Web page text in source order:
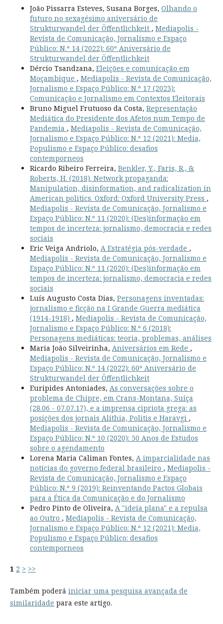
João Pissarra Esteves, Susana Borges, Olhando o
futuro no sexagésimo aniversário de
Strukturwandel der Öffentlichkeit , Mediapolis -
Revista de Comunicação, Jornalismo e Espaço
Público: N.º 14 (2022): 60º Aniversário de
Strukturwandel der Öffentlichkeit
Dércio Tsandzana, Eleições e comunicação em
Moçambique , Mediapolis - Revista de Comunicação,
Jornalismo e Espaço Público: N.º 17 (2023):
Comunicação e Jornalismo em Contextos Eleitorais
Bruno Miguel Frutuoso da Costa, Representação
Mediática do Presidente dos Afetos num Tempo de
Pandemia , Mediapolis - Revista de Comunicação,
Jornalismo e Espaço Público: N.º 12 (2021): Media,
Populismo e Espaço Público: desafios
contemporneos
Ricardo Ribeiro Ferreira, Benkler, Y., Faris, R., &
Roberts, H. (2018). Network propaganda:
Manipulation, disinformation, and radicalization in
American politics. Oxford: Oxford University Press ,
Mediapolis - Revista de Comunicação, Jornalismo e
Espaço Público: N.º 11 (2020): (Des)informação em
tempos de incerteza: jornalismo, democracia e redes
sociais
Eric Veiga Andriolo, A Estratégia pós-verdade ,
Mediapolis - Revista de Comunicação, Jornalismo e
Espaço Público: N.º 11 (2020): (Des)informação em
tempos de incerteza: jornalismo, democracia e redes
sociais
Luís Augusto Costa Dias, Personagens inventadas:
jornalismo e ficção na I Grande Guerra mediática
(1914-1918) , Mediapolis - Revista de Comunicação,
Jornalismo e Espaço Público: N.º 6 (2018):
Personagens mediáticas: teoria, problemas, análises
Maria João Silveirinha, Aniversários em Rede ,
Mediapolis - Revista de Comunicação, Jornalismo e
Espaço Público: N.º 14 (2022): 60º Aniversário de
Strukturwandel der Öffentlichkeit
Euripides Antoniades, As conversações sobre o
problema de Chipre, em Crans-Montana, Suíça
(28.06 - 07.07.17), e a imprensa cipriota grega: as
posições dos jornais Alithia, Politis e Haravgi ,
Mediapolis - Revista de Comunicação, Jornalismo e
Espaço Público: N.º 10 (2020): 50 Anos de Estudos
sobre o agendamento
Lorena Maria Caliman Fontes, A imparcialidade nas
notícias do governo federal brasileiro , Mediapolis -
Revista de Comunicação, Jornalismo e Espaço
Público: N.º 9 (2019): Reinventando Pactos Globais
para a Ética da Comunicação e do Jornalismo
Pedro Pinto de Oliveira, A "ideia plana" e a repulsa
ao Outro , Mediapolis - Revista de Comunicação,
Jornalismo e Espaço Público: N.º 12 (2021): Media,
Populismo e Espaço Público: desafios
contemporneos
1 2 > >>
Também poderá iniciar uma pesquisa avançada de
similaridade para este artigo.